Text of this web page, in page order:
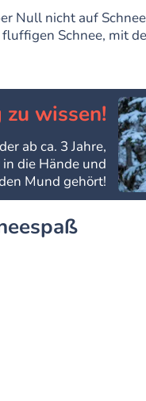
Null nicht auf
Schnee, mit
wissen!
ab ca. 3 Jahre,
die Hände und
Mund gehört!